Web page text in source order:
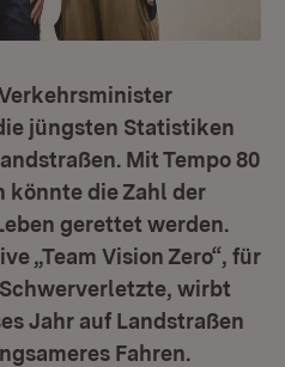
jüngsten Statistiken
Mit Tempo 80
könnte die Zahl der
gerettet werden.
„Team Vision Zero“, für
wirbt
Jahr auf Landstraßen
Fahren.